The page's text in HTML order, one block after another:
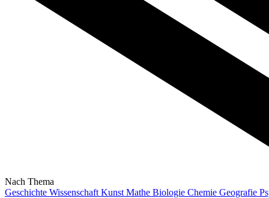
Nach Thema
Geschichte Wissenschaft Kunst Mathe Biologie Chemie Geografie